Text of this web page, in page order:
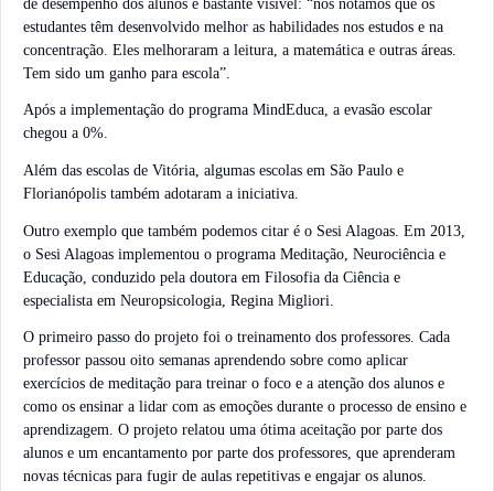
de desempenho dos alunos é bastante visível: “nós notamos que os
estudantes têm desenvolvido melhor as habilidades nos estudos e na
concentração. Eles melhoraram a leitura, a matemática e outras áreas.
Tem sido um ganho para escola”.
Após a implementação do programa MindEduca, a evasão escolar
chegou a 0%.
Além das escolas de Vitória, algumas escolas em São Paulo e
Florianópolis também adotaram a iniciativa.
Outro exemplo que também podemos citar é o Sesi Alagoas. Em 2013,
o Sesi Alagoas implementou o programa Meditação, Neurociência e
Educação, conduzido pela doutora em Filosofia da Ciência e
especialista em Neuropsicologia, Regina Migliori.
O primeiro passo do projeto foi o treinamento dos professores. Cada
professor passou oito semanas aprendendo sobre como aplicar
exercícios de meditação para treinar o foco e a atenção dos alunos e
como os ensinar a lidar com as emoções durante o processo de ensino e
aprendizagem. O projeto relatou uma ótima aceitação por parte dos
alunos e um encantamento por parte dos professores, que aprenderam
novas técnicas para fugir de aulas repetitivas e engajar os alunos.